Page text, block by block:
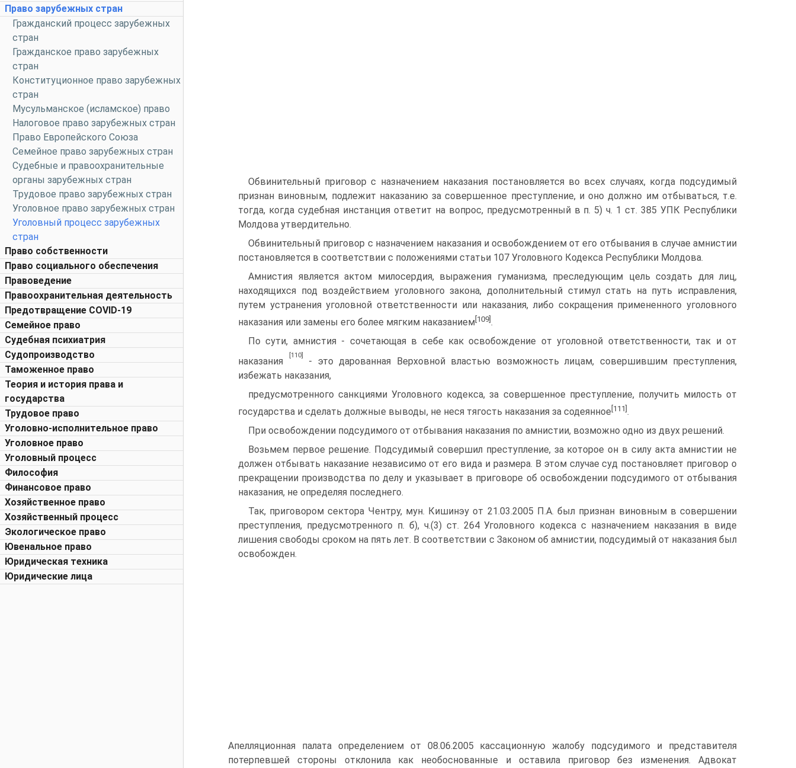
Право зарубежных стран
Гражданский процесс зарубежных
стран
Гражданское право зарубежных
стран
Конституционное право зарубежных
стран
Мусульманское (исламское) право
Налоговое право зарубежных стран
Право Европейского Союза
Семейное право зарубежных стран
Судебные и правоохранительные
органы зарубежных стран
Трудовое право зарубежных стран
Уголовное право зарубежных стран
Уголовный процесс зарубежных
стран
Право собственности
Право социального обеспечения
Правоведение
Правоохранительная деятельность
Предотвращение COVID-19
Семейное право
Судебная психиатрия
Судопроизводство
Таможенное право
Теория и история права и
государства
Трудовое право
Уголовно-исполнительное право
Уголовное право
Уголовный процесс
Философия
Финансовое право
Хозяйственное право
Хозяйственный процесс
Экологическое право
Ювенальное право
Юридическая техника
Юридические лица
Обвинительный приговор с назначением наказания постановляется во всех случаях, когда подсудимый
признан виновным, подлежит наказанию за совершенное преступление, и оно должно им отбываться, т.е.
тогда, когда судебная инстанция ответит на вопрос, предусмотренный в п. 5) ч. 1 ст. 385 УПК Республики
Молдова утвердительно.
Обвинительный приговор с назначением наказания и освобождением от его отбывания в случае амнистии
постановляется в соответствии с положениями статьи 107 Уголовного Кодекса Республики Молдова.
Амнистия является актом милосердия, выражения гуманизма, преследующим цель создать для лиц,
находящихся под воздействием уголовного закона, дополнительный стимул стать на путь исправления,
путем устранения уголовной ответственности или наказания, либо сокращения примененного уголовного
наказания или замены его более мягким наказанием [109].
По сути, амнистия - сочетающая в себе как освобождение от уголовной ответственности, так и от
наказания
[110]
- это дарованная Верховной властью возможность лицам, совершившим преступления,
избежать наказания,
предусмотренного санкциями Уголовного кодекса, за совершенное преступление, получить милость от
государства и сделать должные выводы, не неся тягость наказания за содеянное [111] .
При освобождении подсудимого от отбывания наказания по амнистии, возможно одно из двух решений.
Возьмем первое решение. Подсудимый совершил преступление, за которое он в силу акта амнистии не
должен отбывать наказание независимо от его вида и размера. В этом случае суд постановляет приговор о
прекращении производства по делу и указывает в приговоре об освобождении подсудимого от отбывания
наказания, не определяя последнего.
Так, приговором сектора Чентру, мун. Кишинэу от 21.03.2005 П.А. был признан виновным в совершении
преступления, предусмотренного п. б), ч.(3) ст. 264 Уголовного кодекса с назначением наказания в виде
лишения свободы сроком на пять лет. В соответствии с Законом об амнистии, подсудимый от наказания был
освобожден.
Апелляционная палата определением от 08.06.2005 кассационную жалобу подсудимого и представителя
потерпевшей стороны отклонила как необоснованные и оставила приговор без изменения. Адвокат